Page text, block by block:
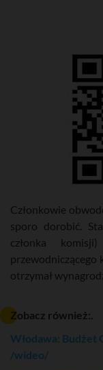
Członkowie
sporo dorobić.
członka
przewodniczącego
otrzymał
Zobacz również:.
Włodawa: Budżet
/wideo/